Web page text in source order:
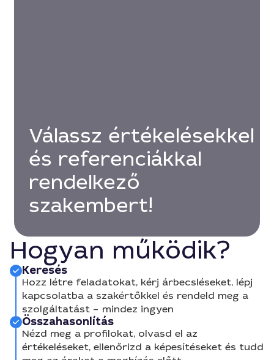
Válassz értékelésekkel
és referenciákkal
rendelkező
szakembert!
Hogyan működik?
Keresés
Hozz létre feladatokat, kérj árbecsléseket, lépj
kapcsolatba a szakértőkkel és rendeld meg a
szolgáltatást – mindez ingyen
Összahasonlítás
Nézd meg a profilokat, olvasd el az
értékeléseket, ellenőrizd a képesítéseket és tudd